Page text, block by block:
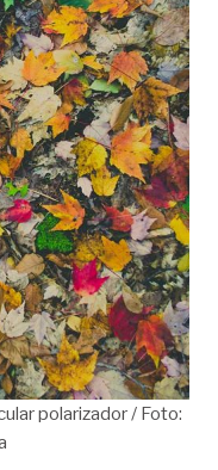
polarizador / Foto: